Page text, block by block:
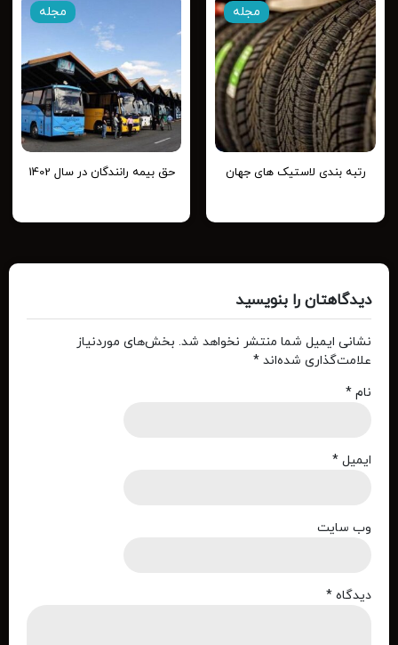
مجله
رتبه بندی لاستیک های جهان
مجله
حق بیمه رانندگان در سال 1402
دیدگاهتان را بنویسید
نشانی ایمیل شما منتشر نخواهد شد. بخش‌های موردنیاز
علامت‌گذاری شده‌اند *
نام *
ایمیل *
وب‌ سایت
دیدگاه *